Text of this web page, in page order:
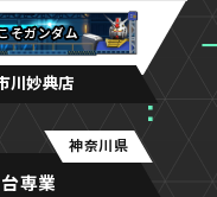
そガンダム
そガンダム
そガンダム
川妙典店
神奈川県
専業